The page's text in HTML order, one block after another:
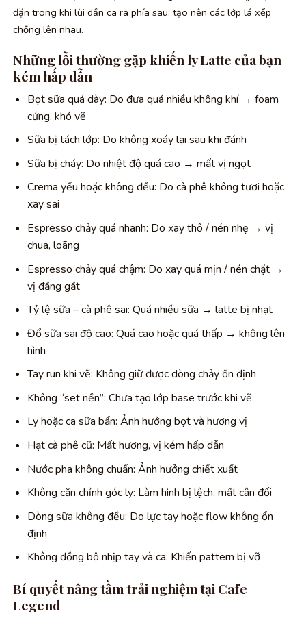
đặn trong khi lùi dần ca ra phía sau, tạo nên các lớp lá xếp
chồng lên nhau.
Những lỗi thường gặp khiến ly Latte của bạn
kém hấp dẫn
Bọt sữa quá dày: Do đưa quá nhiều không khí → foam
cứng, khó vẽ
Sữa bị tách lớp: Do không xoáy lại sau khi đánh
Sữa bị cháy: Do nhiệt độ quá cao → mất vị ngọt
Crema yếu hoặc không đều: Do cà phê không tươi hoặc
xay sai
Espresso chảy quá nhanh: Do xay thô / nén nhẹ → vị
chua, loãng
Espresso chảy quá chậm: Do xay quá mịn / nén chặt →
vị đắng gắt
Tỷ lệ sữa – cà phê sai: Quá nhiều sữa → latte bị nhạt
Đổ sữa sai độ cao: Quá cao hoặc quá thấp → không lên
hình
Tay run khi vẽ: Không giữ được dòng chảy ổn định
Không “set nền”: Chưa tạo lớp base trước khi vẽ
Ly hoặc ca sữa bẩn: Ảnh hưởng bọt và hương vị
Hạt cà phê cũ: Mất hương, vị kém hấp dẫn
Nước pha không chuẩn: Ảnh hưởng chiết xuất
Không căn chỉnh góc ly: Làm hình bị lệch, mất cân đối
Dòng sữa không đều: Do lực tay hoặc flow không ổn
định
Không đồng bộ nhịp tay và ca: Khiến pattern bị vỡ
Bí quyết nâng tầm trải nghiệm tại Cafe
Legend